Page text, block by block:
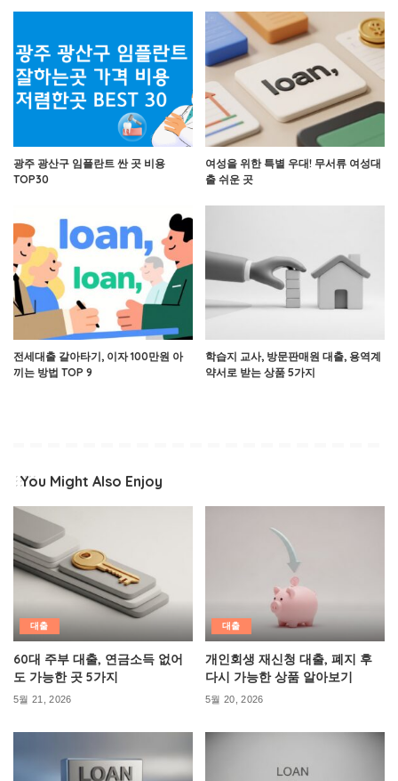
광주 광산구 임플란트 싼 곳 비용
TOP30
여성을 위한 특별 우대! 무서류 여성대
출 쉬운 곳
전세대출 갈아타기, 이자 100만원 아
끼는 방법 TOP 9
학습지 교사, 방문판매원 대출, 용역계
약서로 받는 상품 5가지
You Might Also Enjoy
대출
60대 주부 대출, 연금소득 없어
도 가능한 곳 5가지
5월 21, 2026
대출
개인회생 재신청 대출, 폐지 후
다시 가능한 상품 알아보기
5월 20, 2026